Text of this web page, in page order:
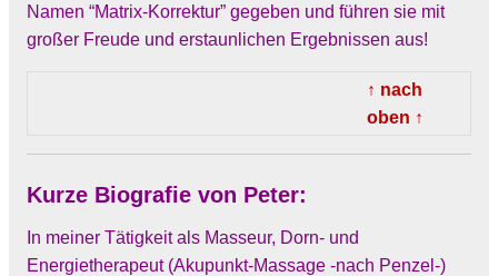
Namen “Matrix-Korrektur” gegeben und führen sie mit
großer Freude und erstaunlichen Ergebnissen aus!
↑ nach
oben ↑
Kurze Biografie von Peter:
In meiner Tätigkeit als Masseur, Dorn- und
Energietherapeut (Akupunkt-Massage -nach Penzel-)